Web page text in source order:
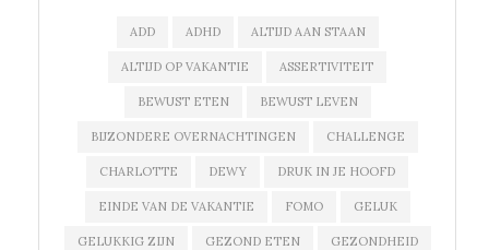
ADD ADHD ALTIJD AAN STAAN
ALTIJD OP VAKANTIE ASSERTIVITEIT
BEWUST ETEN BEWUST LEVEN
BIJZONDERE OVERNACHTINGEN CHALLENGE
CHARLOTTE DEWY DRUK IN JE HOOFD
EINDE VAN DE VAKANTIE FOMO GELUK
GELUKKIG ZIJN GEZOND ETEN GEZONDHEID